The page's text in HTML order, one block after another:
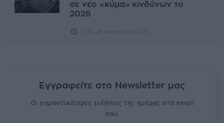
σε νέο «κύμα» κινδύνων το
2026
Εγγραφείτε στο Newsletter μας
Οι σημαντικότερες ειδήσεις της ημέρας στο email
σου